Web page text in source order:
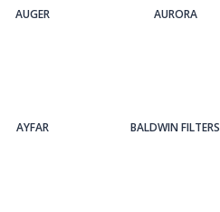
AUGER AURORA
AYFAR BALDWIN FILTERS